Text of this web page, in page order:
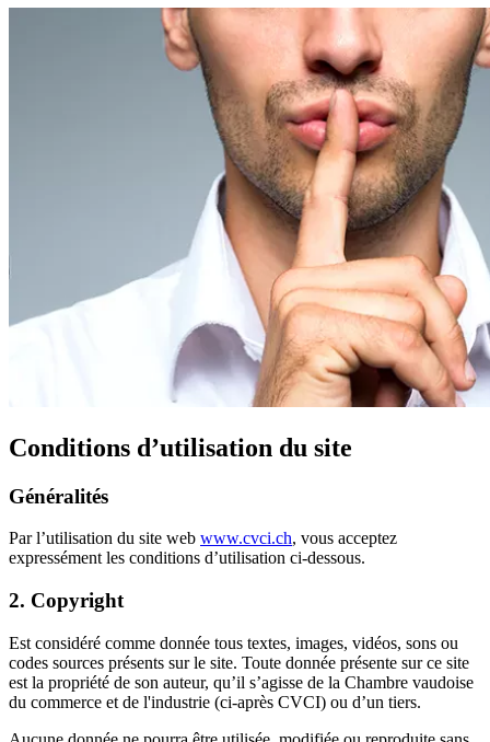
Conditions d’utilisation du site
Généralités
Par l’utilisation du site web www.cvci.ch, vous acceptez
expressément les conditions d’utilisation ci-dessous.
2. Copyright
Est considéré comme donnée tous textes, images, vidéos, sons ou
codes sources présents sur le site. Toute donnée présente sur ce site
est la propriété de son auteur, qu’il s’agisse de la Chambre vaudoise
du commerce et de l'industrie (ci-après CVCI) ou d’un tiers.